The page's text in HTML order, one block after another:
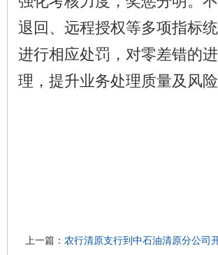
退回、远程授权等多项指标
进行相应处罚，对零差错的
理，提升业务处理质量及风
上一篇： 农行清原支行到中石油清原分公司